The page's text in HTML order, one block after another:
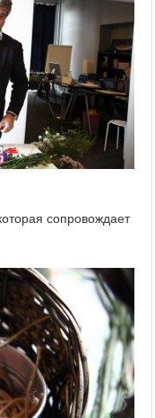
сопровождает